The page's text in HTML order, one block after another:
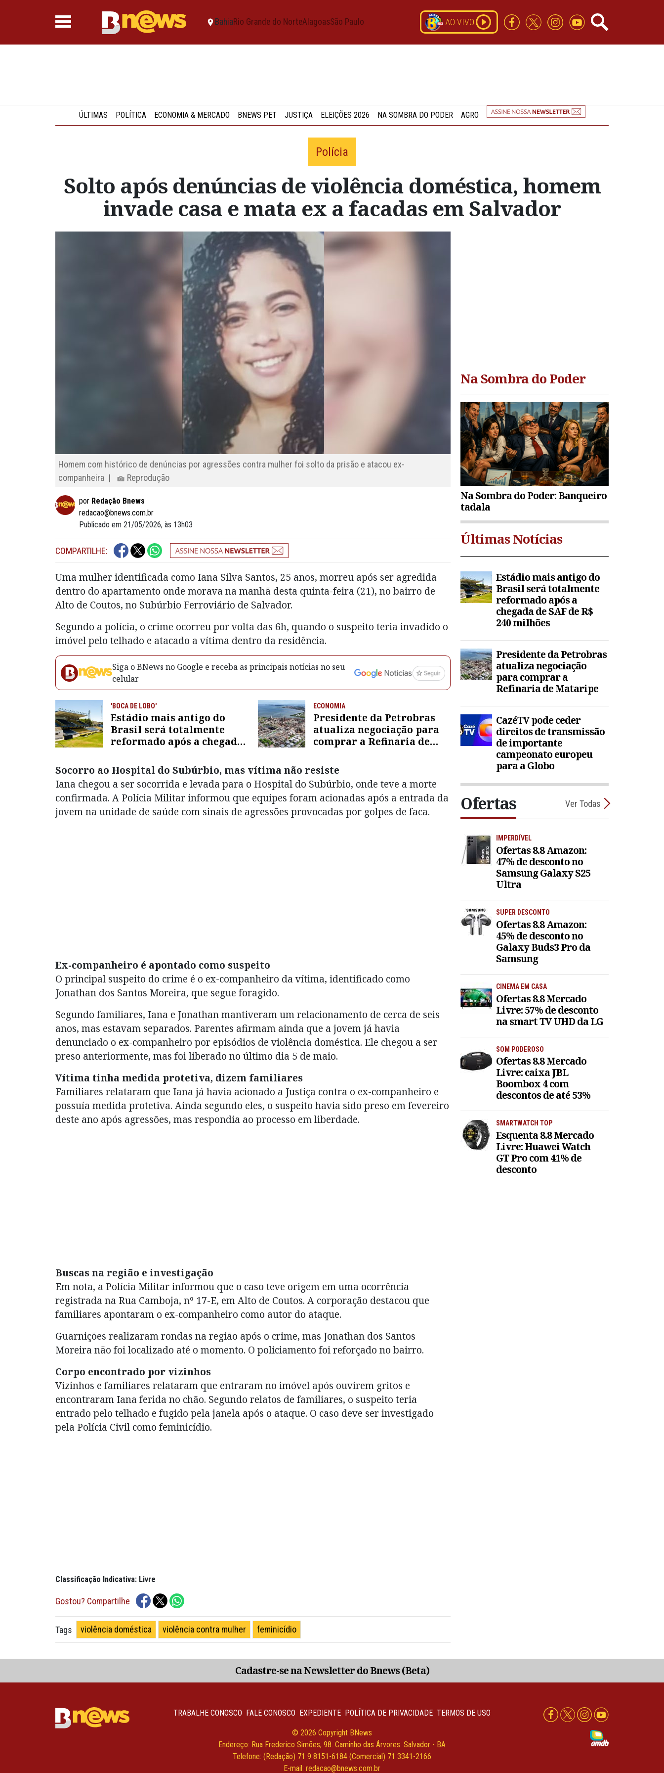
BahiaRio Grande do NorteAlagoasSão Paulo AO VIVO
ÚLTIMAS POLÍTICA ECONOMIA & MERCADO BNEWS PET JUSTIÇA ELEIÇÕES 2026 NA SOMBRA DO PODER AGRO
Polícia
Solto após denúncias de violência doméstica, homem
invade casa e mata ex a facadas em Salvador
Homem com histórico de denúncias por agressões contra mulher foi solto da prisão e atacou ex-
companheira |
Reprodução
por Redação Bnews
redacao@bnews.com.br
Publicado em 21/05/2026, às 13h03
COMPARTILHE:
Uma mulher identificada como Iana Silva Santos, 25 anos, morreu após ser agredida
dentro do apartamento onde morava na manhã desta quinta-feira (21), no bairro de
Alto de Coutos, no Subúrbio Ferroviário de Salvador.
Segundo a polícia, o crime ocorreu por volta das 6h, quando o suspeito teria invadido o
imóvel pelo telhado e atacado a vítima dentro da residência.
Siga o BNews no Google e receba as principais notícias no seu
celular
'BOCA DE LOBO'
Estádio mais antigo do
Brasil será totalmente
reformado após a chegada
ECONOMIA
Presidente da Petrobras
atualiza negociação para
comprar a Refinaria de
Socorro ao Hospital do Subúrbio, mas vítima não resiste
Iana chegou a ser socorrida e levada para o Hospital do Subúrbio, onde teve a morte
confirmada. A Polícia Militar informou que equipes foram acionadas após a entrada da
jovem na unidade de saúde com sinais de agressões provocadas por golpes de faca.
Ex-companheiro é apontado como suspeito
O principal suspeito do crime é o ex-companheiro da vítima, identificado como
Jonathan dos Santos Moreira, que segue foragido.
Segundo familiares, Iana e Jonathan mantiveram um relacionamento de cerca de seis
anos, mas estavam separados. Parentes afirmam ainda que a jovem já havia
denunciado o ex-companheiro por episódios de violência doméstica. Ele chegou a ser
preso anteriormente, mas foi liberado no último dia 5 de maio.
Vítima tinha medida protetiva, dizem familiares
Familiares relataram que Iana já havia acionado a Justiça contra o ex-companheiro e
possuía medida protetiva. Ainda segundo eles, o suspeito havia sido preso em fevereiro
deste ano após agressões, mas respondia ao processo em liberdade.
Buscas na região e investigação
Em nota, a Polícia Militar informou que o caso teve origem em uma ocorrência
registrada na Rua Camboja, nº 17-E, em Alto de Coutos. A corporação destacou que
familiares apontaram o ex-companheiro como autor do ataque.
Guarnições realizaram rondas na região após o crime, mas Jonathan dos Santos
Moreira não foi localizado até o momento. O policiamento foi reforçado no bairro.
Corpo encontrado por vizinhos
Vizinhos e familiares relataram que entraram no imóvel após ouvirem gritos e
encontraram Iana ferida no chão. Segundo relatos de familiares, o suspeito teria
entrado pelo telhado e fugido pela janela após o ataque. O caso deve ser investigado
pela Polícia Civil como feminicídio.
Classificação Indicativa: Livre
Gostou? Compartilhe
Tags violência doméstica violência contra mulher feminicídio
Na Sombra do Poder
Na Sombra do Poder: Banqueiro
tadala
Últimas Notícias
Estádio mais antigo do
Brasil será totalmente
reformado após a
chegada de SAF de R$
240 milhões
Presidente da Petrobras
atualiza negociação
para comprar a
Refinaria de Mataripe
CazéTV pode ceder
direitos de transmissão
de importante
campeonato europeu
para a Globo
Ofertas Ver Todas
IMPERDÍVEL
Ofertas 8.8 Amazon:
47% de desconto no
Samsung Galaxy S25
Ultra
SUPER DESCONTO
Ofertas 8.8 Amazon:
45% de desconto no
Galaxy Buds3 Pro da
Samsung
CINEMA EM CASA
Ofertas 8.8 Mercado
Livre: 57% de desconto
na smart TV UHD da LG
SOM PODEROSO
Ofertas 8.8 Mercado
Livre: caixa JBL
Boombox 4 com
descontos de até 53%
SMARTWATCH TOP
Esquenta 8.8 Mercado
Livre: Huawei Watch
GT Pro com 41% de
desconto
Cadastre-se na Newsletter do Bnews (Beta)
TRABALHE CONOSCO FALE CONOSCO EXPEDIENTE POLÍTICA DE PRIVACIDADE TERMOS DE USO
© 2026 Copyright BNews
Endereço: Rua Frederico Simões, 98. Caminho das Árvores. Salvador - BA
Telefone: (Redação) 71 9 8151-6184 (Comercial) 71 3341-2166
E-mail: redacao@bnews.com.br